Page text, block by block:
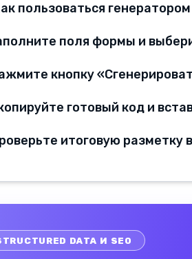
пользоваться
поля формы и
кнопку
готовый код и
итоговую
DATA И SEO